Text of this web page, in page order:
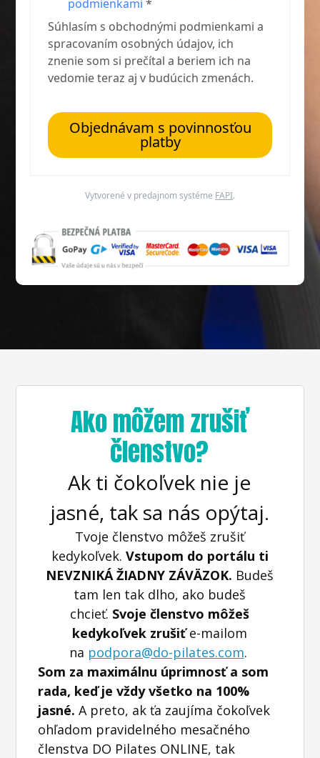
podmienkami *
Súhlasím s obchodnými podmienkami a
spracovaním osobných údajov, ich
znenie som si prečítal a beriem ich na
vedomie teraz aj v budúcich zmenách.
Objednávam s povinnosťou
platby
Vytvorené v predajnom systéme FAPI.
Ako môžem zrušiť
členstvo?
Ak ti čokoľvek nie je
jasné, tak sa nás opýtaj.
Tvoje členstvo môžeš zrušiť
kedykoľvek. Vstupom do portálu ti
NEVZNIKÁ ŽIADNY ZÁVÄZOK. Budeš
tam len tak dlho, ako budeš
chcieť. Svoje členstvo môžeš
kedykoľvek zrušiťe-mailom
na podpora@do-pilates.com.
Som za maximálnu úprimnosť a som
rada, keď je vždy všetko na 100%
jasné. A preto, ak ťa zaujíma čokoľvek
ohľadom pravidelného mesačného
členstva DO Pilates ONLINE, tak